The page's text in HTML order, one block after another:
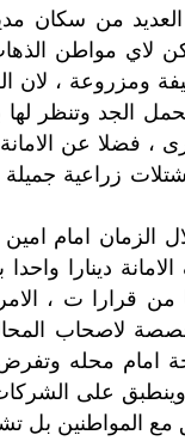
من سكان
لاي مواطن
ومزروعة ، لان
الجد وتنظر لها
، فضلا عن
زراعية
الزمان امام امين
الامانة دينارا واحدا
من قرارا ت ، الامر
لاصحاب
امام محله
وينطبق على
مع المواطنين بل